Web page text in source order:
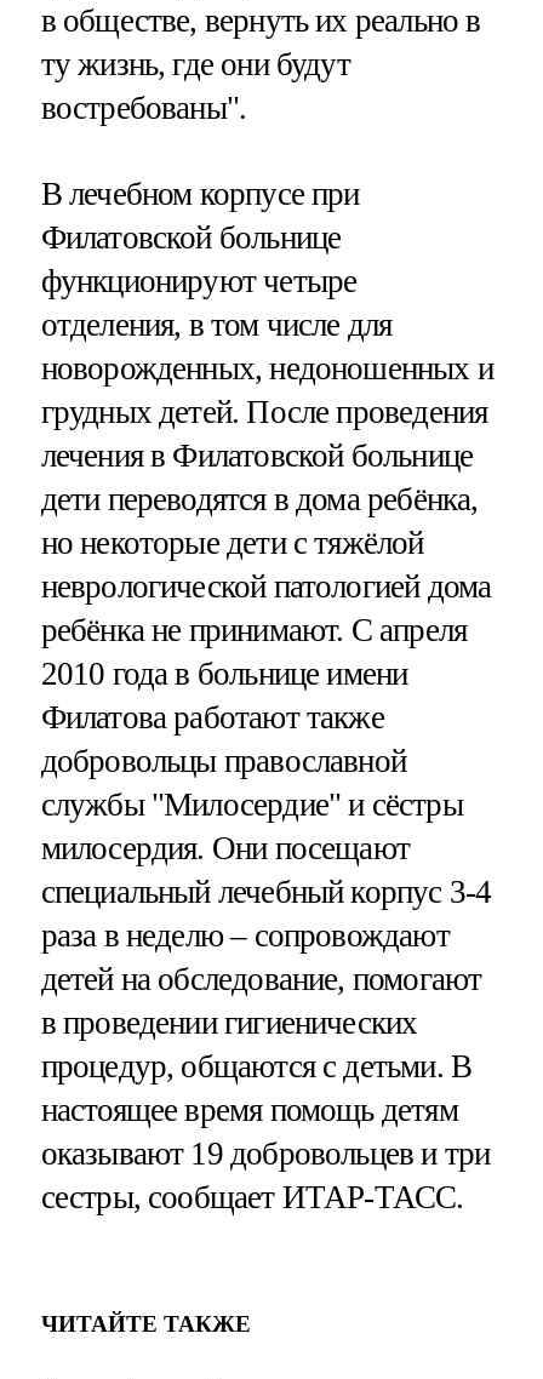
в обществе, вернуть их реально в
ту жизнь, где они будут
востребованы".
В лечебном корпусе при
Филатовской больнице
функционируют четыре
отделения, в том числе для
новорожденных, недоношенных и
грудных детей. После проведения
лечения в Филатовской больнице
дети переводятся в дома ребёнка,
но некоторые дети с тяжёлой
неврологической патологией дома
ребёнка не принимают. С апреля
2010 года в больнице имени
Филатова работают также
добровольцы православной
службы "Милосердие" и сёстры
милосердия. Они посещают
специальный лечебный корпус 3-4
раза в неделю – сопровождают
детей на обследование, помогают
в проведении гигиенических
процедур, общаются с детьми. В
настоящее время помощь детям
оказывают 19 добровольцев и три
сестры, сообщает ИТАР-ТАСС.
ЧИТАЙТЕ ТАКЖЕ